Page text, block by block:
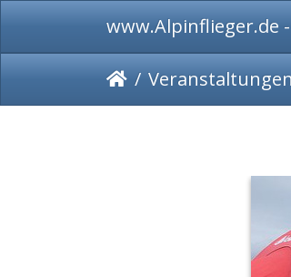
www.Alpinflieger.de
Veranstaltungen